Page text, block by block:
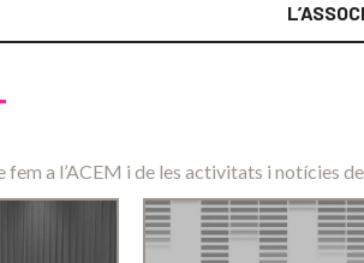
fem a l’ACEM i de les activitats i notícies